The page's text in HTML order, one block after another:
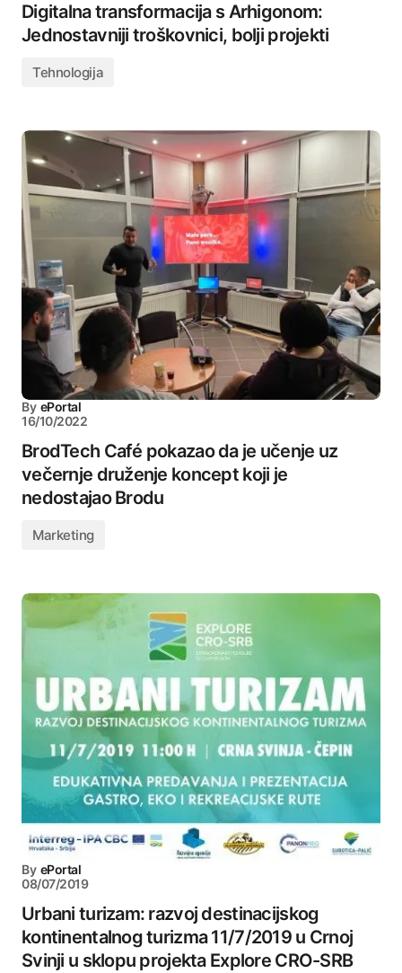
Digitalna transformacija s Arhigonom:
Jednostavniji troškovnici, bolji projekti
Tehnologija
By ePortal
16/10/2022
BrodTech Café pokazao da je učenje uz
večernje druženje koncept koji je
nedostajao Brodu
Marketing
By ePortal
08/07/2019
Urbani turizam: razvoj destinacijskog
kontinentalnog turizma 11/7/2019 u Crnoj
Svinji u sklopu projekta Explore CRO-SRB